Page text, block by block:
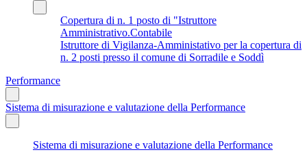
Copertura di n. 1 posto di "Istruttore
Amministrativo.Contabile
Istruttore di Vigilanza-Amministativo per la copertura di
n. 2 posti presso il comune di Sorradile e Soddì
Performance
Sistema di misurazione e valutazione della Performance
Sistema di misurazione e valutazione della Performance